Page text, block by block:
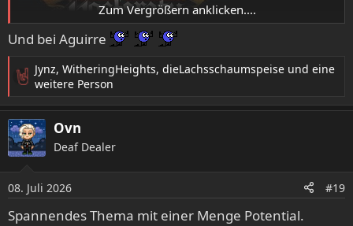
Zum Vergrößern anklicken....
Und bei Aguirre
R
a
k
t
i
o
n
e
n
Jynz, WitheringHeights, dieLachsschaumspeise und eine
weitere Person
Ovn
Deaf Dealer
08. Juli 2026 #19
Spannendes Thema mit einer Menge Potential.